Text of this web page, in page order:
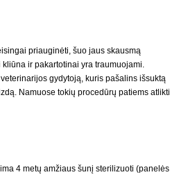
priauginėti, šuo jaus skausmą
ir pakartotinai yra traumuojami.
gydytoją, kuris pašalins išsuktą
Namuose tokių procedūrų patiems atlikti
4 metų amžiaus šunį sterilizuoti (panelės